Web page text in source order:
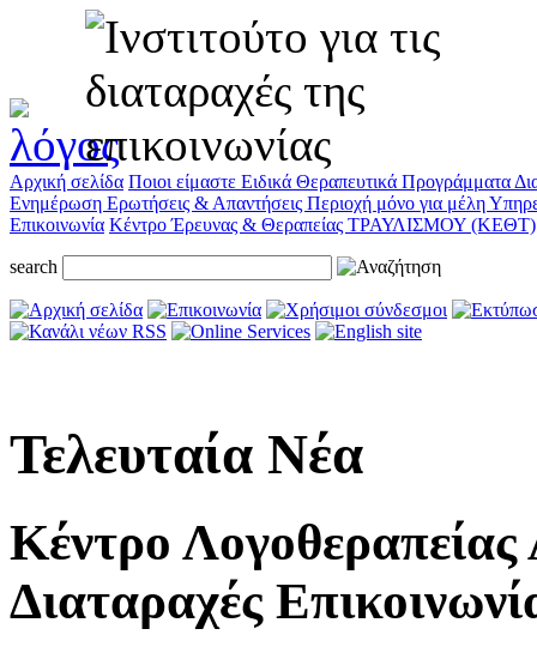
Αρχική σελίδα Ποιοι είμαστε Ειδικά Θεραπευτικά Προγράμματα
Ενημέρωση Ερωτήσεις & Απαντήσεις Περιοχή μόνο για μέλη
Επικοινωνία Κέντρο Έρευνας & Θεραπείας ΤΡΑΥΛΙΣΜΟΥ (ΚΕΘΤ)
search
Τελευταία Νέα
Κέντρο
Διαταραχές